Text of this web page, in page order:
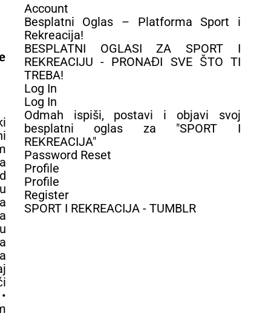
Account
Besplatni Oglas – Platforma Sport i
Rekreacija!
BESPLATNI OGLASI ZA SPORT I
REKREACIJU - PRONAĐI SVE ŠTO TI
TREBA!
Log In
Log In
Odmah ispiši, postavi i objavi svoj
besplatni oglas za "SPORT I
REKREACIJA"
Password Reset
Profile
Profile
Register
SPORT I REKREACIJA - TUMBLR